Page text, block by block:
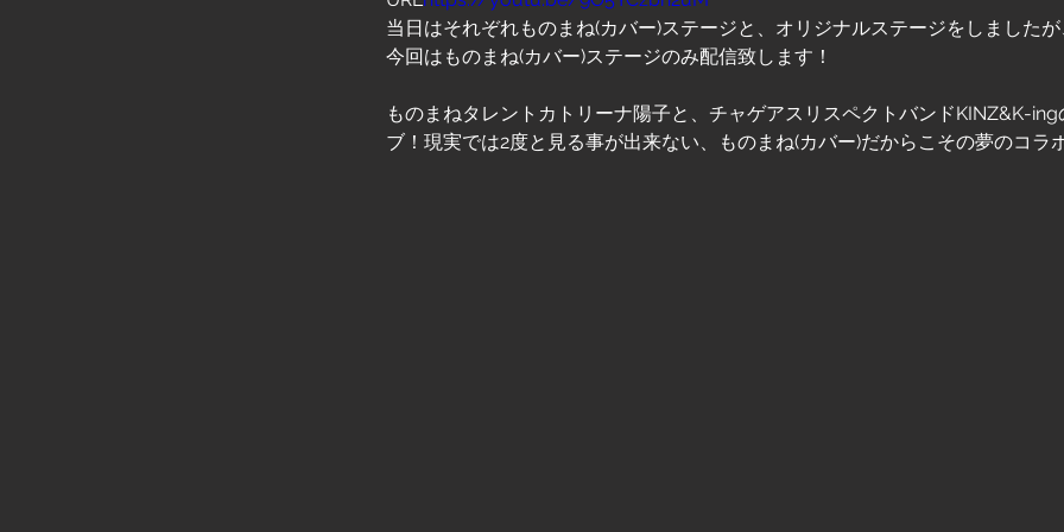
当日はそれぞれものまね(カバー)ステージと、オリジナルステージをしましたが
今回はものまね(カバー)ステージのみ配信致します！
ものまねタレントカトリーナ陽子と、チャゲアスリスペクトバンドKINZ&K-ing
ブ！現実では2度と見る事が出来ない、ものまね(カバー)だからこその夢のコラ